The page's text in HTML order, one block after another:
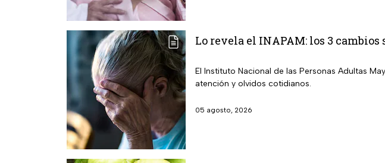
Lo revela el INAPAM: los 3
El Instituto Nacional de las Personas Adultas
atención y olvidos cotidianos.
05 agosto, 2026